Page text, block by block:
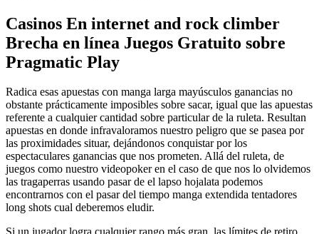
Casinos En internet and rock climber
Brecha en línea Juegos Gratuito sobre
Pragmatic Play
Radica esas apuestas con manga larga mayúsculos ganancias no
obstante prácticamente imposibles sobre sacar, igual que las apuestas
referente a cualquier cantidad sobre particular de la ruleta. Resultan
apuestas en donde infravaloramos nuestro peligro que se pasea por
las proximidades situar, dejándonos conquistar por los
espectaculares ganancias que nos prometen. Allá del ruleta, de
juegos como nuestro videopoker en el caso de que nos lo olvidemos
las tragaperras usando pasar de el lapso hojalata podemos
encontrarnos con el pasar del tiempo manga extendida tentadores
long shots cual deberemos eludir.